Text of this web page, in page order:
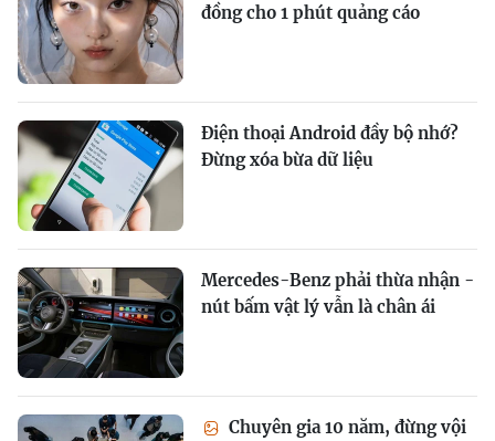
đồng cho 1 phút quảng cáo
Điện thoại Android đầy bộ nhớ?
Đừng xóa bừa dữ liệu
Mercedes-Benz phải thừa nhận -
nút bấm vật lý vẫn là chân ái
Chuyên gia 10 năm, đừng vội